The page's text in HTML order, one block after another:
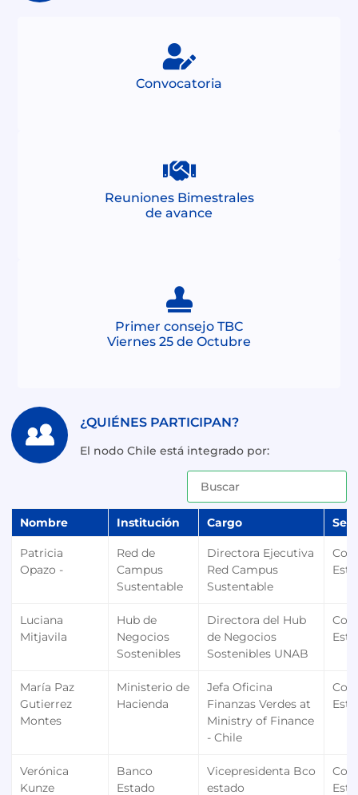
Convocatoria
Reuniones Bimestrales
de avance
Primer consejo TBC
Viernes 25 de Octubre
¿QUIÉNES PARTICIPAN?
El nodo Chile está integrado por:
Nombre Institución Cargo
Patricia
Opazo -
Red de
Campus
Sustentable
Directora Ejecutiva
Red Campus
Sustentable
Luciana
Mitjavila
Hub de
Negocios
Sostenibles
Directora del Hub
de Negocios
Sostenibles UNAB
María Paz
Gutierrez
Montes
Ministerio de
Hacienda
Jefa Oficina
Finanzas Verdes at
Ministry of Finance
- Chile
Verónica
Kunze
Banco
Estado
Vicepresidenta Bco
estado